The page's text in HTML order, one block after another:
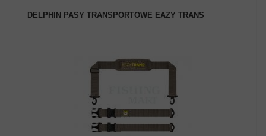
DELPHIN PASY TRANSPORTOWE EAZY TRANS